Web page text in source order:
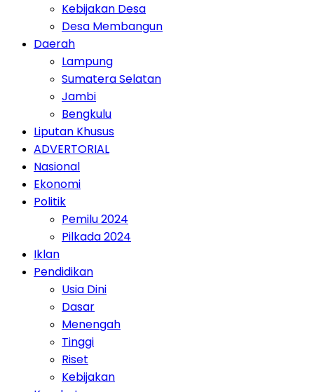
Kebijakan Desa
Desa Membangun
Daerah
Lampung
Sumatera Selatan
Jambi
Bengkulu
Liputan Khusus
ADVERTORIAL
Nasional
Ekonomi
Politik
Pemilu 2024
Pilkada 2024
Iklan
Pendidikan
Usia Dini
Dasar
Menengah
Tinggi
Riset
Kebijakan